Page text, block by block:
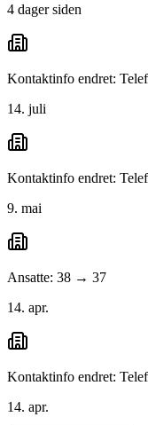
4 dager siden
Kontaktinfo endret:
14. juli
Kontaktinfo endret:
9. mai
Ansatte: 38 → 37
14. apr.
Kontaktinfo endret:
14. apr.